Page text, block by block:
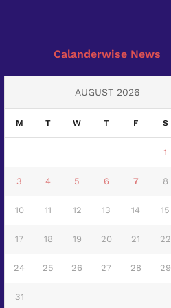
Calanderwise News
AUGUST 2026
M T W T F S
1
3 4 5 6 7 8
10 11 12 13 14 15
17 18 19 20 21 22
24 25 26 27 28 29
31